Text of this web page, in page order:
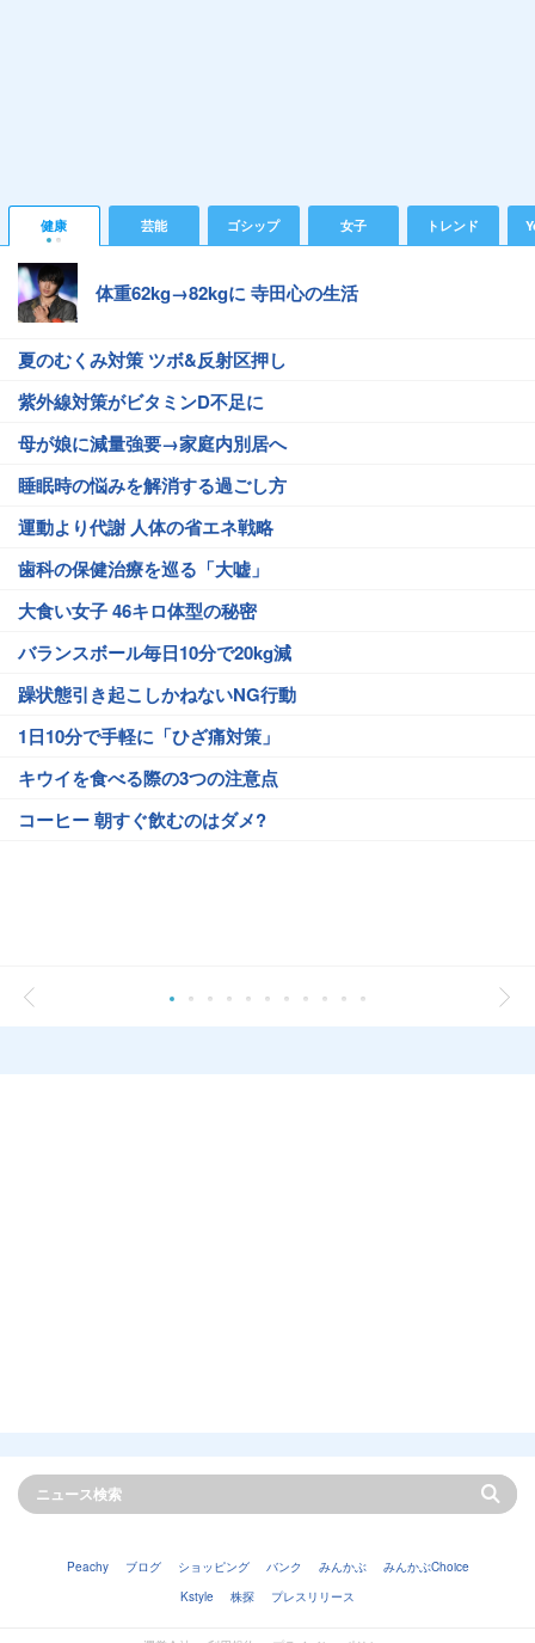
健康 芸能 ゴシップ 女子 トレンド
体重62kg→82kgに 寺田心の生活
夏のむくみ対策 ツボ&反射区押し
紫外線対策がビタミンD不足に
母が娘に減量強要→家庭内別居へ
睡眠時の悩みを解消する過ごし方
運動より代謝 人体の省エネ戦略
歯科の保健治療を巡る「大嘘」
大食い女子 46キロ体型の秘密
バランスボール毎日10分で20kg減
躁状態引き起こしかねないNG行動
1日10分で手軽に「ひざ痛対策」
キウイを食べる際の3つの注意点
コーヒー 朝すぐ飲むのはダメ?
Peachy ブログ ショッピング バンク みんかぶ
みんかぶChoice
Kstyle
株探 プレスリリース